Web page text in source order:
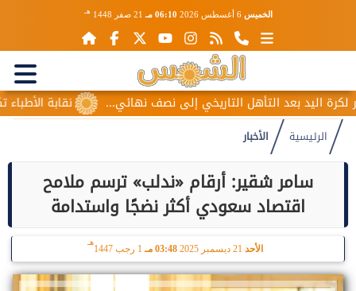
الخميس 6 أغسطس 2026 06:10 مـ 21 صفر 1448 هـ
نقابة الأطباء بعد التأهل التاريخي إلى نصف نهائي...
الرئيسية الأخبار
سامر شقير: أرقام «ندلب» ترسم ملامح
اقتصاد سعودي أكثر نضجًا واستدامة
الأحد 03:48 مـ 1 رجب 1447
هـ